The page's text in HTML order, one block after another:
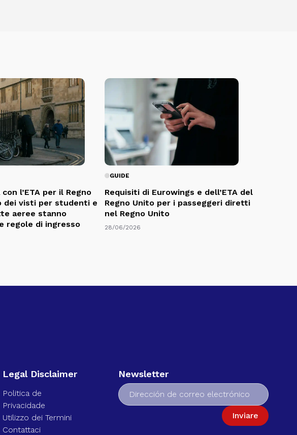
l’ETA per il Regno
dei visti per studenti e
aeree stanno
regole di ingresso
GUIDE
Requisiti di Eurowings e dell’ETA del
Regno Unito per i passeggeri diretti
nel Regno Unito
28/06/2026
Legal Disclaimer
Politica de
Privacidade
Utilizzo dei Termini
Contattaci
Newsletter
Inviare